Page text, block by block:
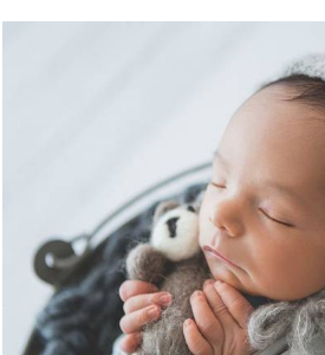
1553